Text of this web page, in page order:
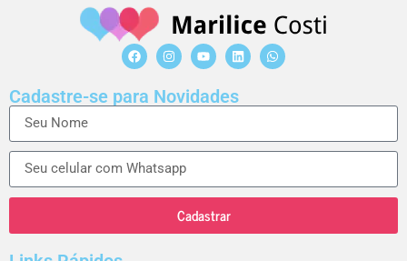
Cadastre-se para Novidades
Cadastrar